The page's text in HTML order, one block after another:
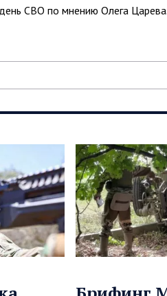
СВО по мнению Олега Царева.